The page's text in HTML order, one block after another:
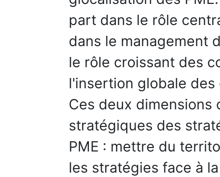
part dans le rôle
dans le management
le rôle croissant des
l'insertion globale
Ces deux
stratégiques des
PME : mettre du
les stratégies face à